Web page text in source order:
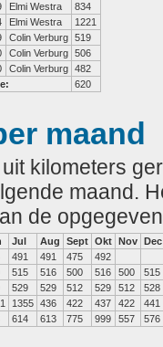
Elmi Westra
834
Elmi Westra
1221
Colin Verburg 519
Colin Verburg 506
Colin Verburg 482
620
maand
kilometers
maand.
de
Jul Aug Sept Okt Nov Dec
491 491 475
492
515 516 500 516 500
515
529 529 512 529 512
528
1355 436 422 437 422
441
614 613 775 999 557 576